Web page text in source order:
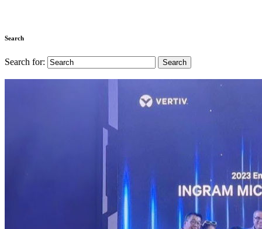
Search
Search for: